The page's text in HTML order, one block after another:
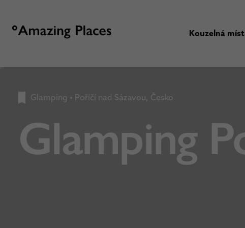
Kouzelná
Glamping • Poříčí nad Sázavou, Česko
Glamping